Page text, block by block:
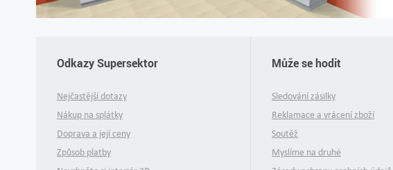
Odkazy Supersektor
Nejčastější dotazy
Nákup na splátky
Doprava a její ceny
Způsob platby
Může se hodit
Sledování zásilky
Reklamace a vrácení zboží
Soutěž
Myslíme na druhé